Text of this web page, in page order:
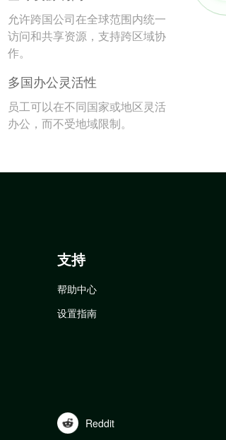
允许跨国公司在全球范围内统一
访问和共享资源，支持跨区域协
作。
多国办公灵活性
员工可以在不同国家或地区灵活
办公，而不受地域限制。
支持
帮助中心
设置指南
Reddit